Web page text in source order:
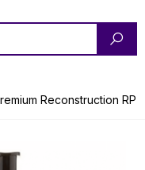
Reconstruction RP